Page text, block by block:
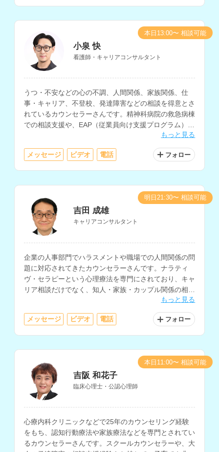
小泉 快
看護師・キャリアコンサルタント
うつ・不安などの心の不調、人間関係、家族関係、仕
事・キャリア、不登校、発達障害などの相談を得意とさ
れているカウンセラーさんです。精神科病院の救急病棟
での相談支援や、EAP（従業員向け支援プログラム）で
のメンタルヘルス相談、精神科訪問看護の経験もお持ち
です。
もっと見る
メッセージ ビデオ 電話 フォロー
本日13:00〜 相談可能
吉田 成雄
キャリアコンサルタント
企業の人事部門でハラスメントや職場での人間関係の問
題に対応されてきたカウンセラーさんです。ナラティ
ヴ・セラピーという心理療法を専門にされており、キャ
リア相談だけでなく、知人・家族・カップル関係の相談
や生い立ちに関する相談も得意とされています。もっと見る
メッセージ ビデオ 電話 フォロー
明日21:30〜 相談可能
吉阪 和花子
臨床心理士・公認心理師
心療内科クリニックなどで25年のカウンセリング経験
をもち、認知行動療法や家族療法などを専門とされてい
るカウンセラーさんです。スクールカウンセラーや、大
本日11:00〜 相談可能